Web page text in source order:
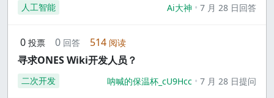
人工智能 Ai大神 7 月 28 日回答
0 投票 0 回答 514 阅读
寻求ONES Wiki开发人员？
二次开发 呐喊的保温杯_cU9Hcc 7 月 28 日提问